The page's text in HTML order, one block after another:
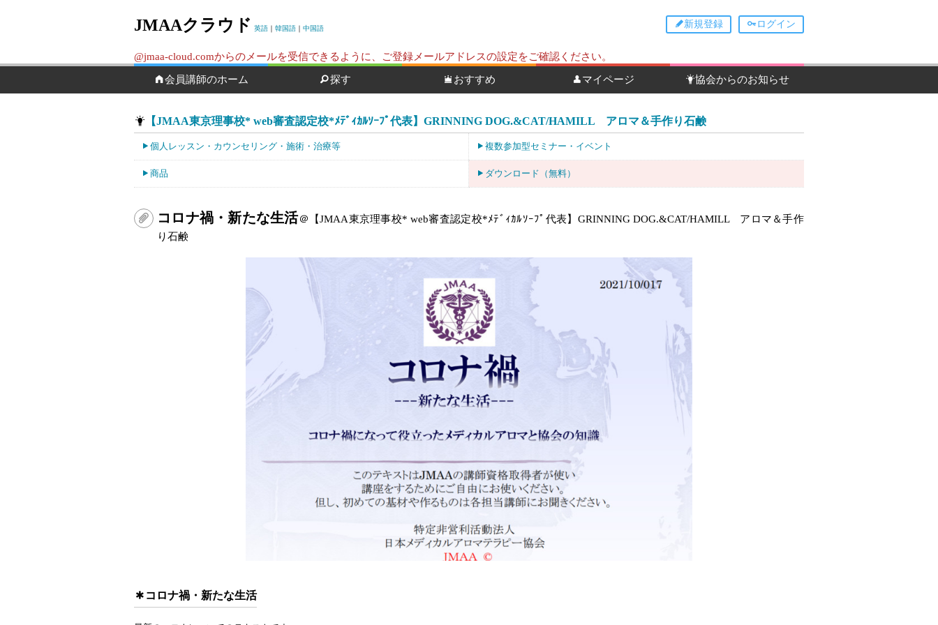
JMAAクラウド 英語 ｜ 韓国語 ｜ 中国語 ログイン
新規登録
@jmaa-cloud.comからのメールを受信できるように、ご登録メールアドレスの設定をご確認ください。
会員講師のホーム 探す おすすめ マイページ 協会からのお知らせ
【JMAA東京理事校* web審査認定校*ﾒﾃﾞｨｶﾙｿｰﾌﾟ代表】GRINNING DOG.&CAT/HAMILL アロマ＆手作り石鹸
個人レッスン・カウンセリング・施術・治療等 複数参加型セミナー・イベント
商品 ダウンロード（無料）
コロナ禍・新たな生活＠【JMAA東京理事校* web審査認定校*ﾒﾃﾞｨｶﾙｿｰﾌﾟ代表】GRINNING DOG.&CAT/HAMILL アロマ＆手作
り石鹸
コロナ禍・新たな生活